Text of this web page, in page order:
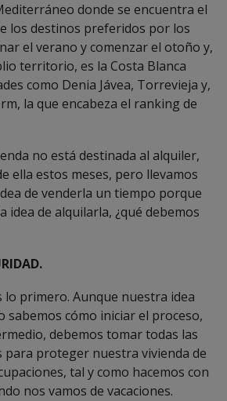
donde se encuentra el
los destinos preferidos por los
el verano y comenzar el otoño y,
territorio, es la Costa Blanca
como Denia Jávea, Torrevieja y,
la que encabeza el ranking de
no está destinada al alquiler,
ella estos meses, pero llevamos
de venderla un tiempo porque
idea de alquilarla, ¿qué debemos
lo primero. Aunque nuestra idea
sabemos cómo iniciar el proceso,
debemos tomar todas las
para proteger nuestra vivienda de
, tal y como hacemos con
nos vamos de vacaciones.